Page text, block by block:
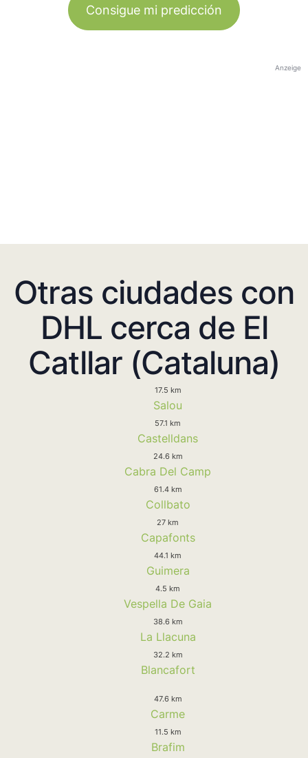
Consigue mi predicción
Anzeige
Otras ciudades con
DHL cerca de El
Catllar (Cataluna)
17.5 km
Salou
57.1 km
Castelldans
24.6 km
Cabra Del Camp
61.4 km
Collbato
27 km
Capafonts
44.1 km
Guimera
4.5 km
Vespella De Gaia
38.6 km
La Llacuna
32.2 km
Blancafort
47.6 km
Carme
11.5 km
Brafim